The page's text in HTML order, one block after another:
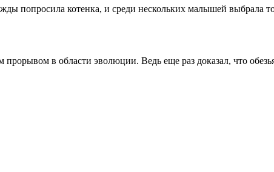
попросила котенка, и среди нескольких малышей выбрала
в области эволюции. Ведь еще раз доказал, что